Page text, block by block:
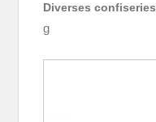
Diverses confiseries
g